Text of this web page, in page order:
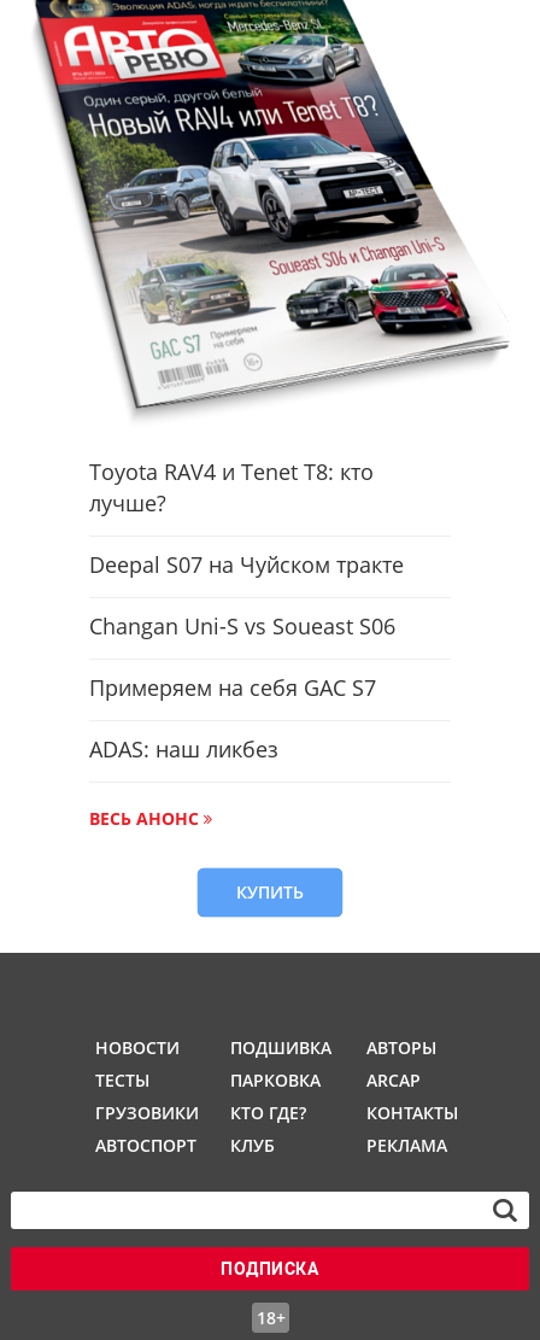
Toyota RAV4 и Tenet T8: кто
лучше?
Deepal S07 на Чуйском тракте
Changan Uni-S vs Soueast S06
Примеряем на себя GAC S7
ADAS: наш ликбез
ВЕСЬ АНОНС
КУПИТЬ
НОВОСТИ
ТЕСТЫ
ГРУЗОВИКИ
АВТОСПОРТ
ПОДШИВКА
ПАРКОВКА
КТО ГДЕ?
КЛУБ
АВТОРЫ
ARCAP
КОНТАКТЫ
РЕКЛАМА
ПОДПИСКА
18+